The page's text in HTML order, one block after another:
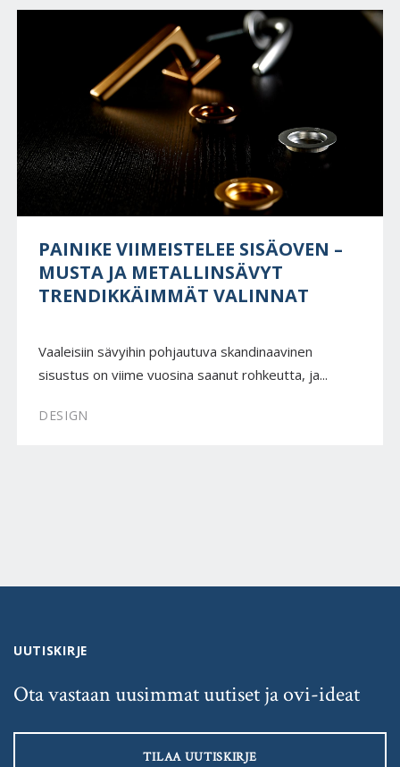
PAINIKE VIIMEISTELEE SISÄOVEN –
MUSTA JA METALLINSÄVYT
TRENDIKKÄIMMÄT VALINNAT
Vaaleisiin sävyihin pohjautuva skandinaavinen
sisustus on viime vuosina saanut rohkeutta, ja...
DESIGN
UUTISKIRJE
Ota vastaan uusimmat uutiset ja ovi-ideat
TILAA UUTISKIRJE